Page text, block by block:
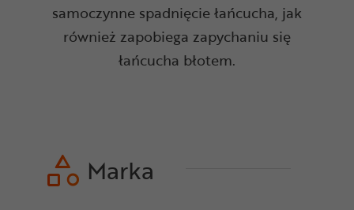
samoczynne spadnięcie łańcucha, jak
również zapobiega zapychaniu się
łańcucha błotem.
Marka